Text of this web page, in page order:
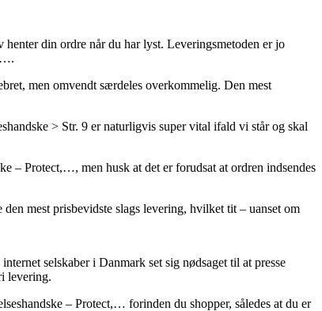
din ordre når du har lyst. Leveringsmetoden er jo
men omvendt særdeles overkommelig. Den mest
> Str. 9 er naturligvis super vital ifald vi står og skal
– Protect,…, men husk at det er forudsat at ordren indsendes
mest prisbevidste slags levering, hvilket tit – uanset om
selskaber i Danmark set sig nødsaget til at presse
levering.
– Protect,… forinden du shopper, således at du er